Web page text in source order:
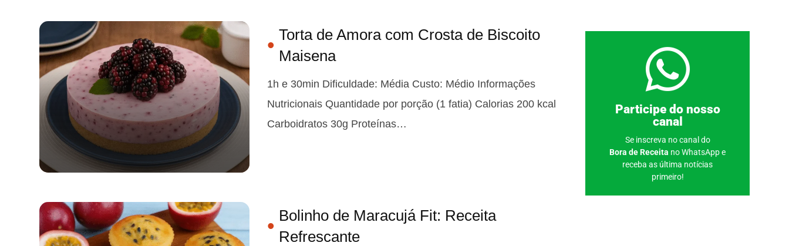
Torta de Amora com Crosta de Biscoito
Maisena
1h e 30min Dificuldade: Média Custo: Médio Informações
Nutricionais Quantidade por porção (1 fatia) Calorias 200 kcal
Carboidratos 30g Proteínas…
Bolinho de Maracujá Fit: Receita
Refrescante
Participe do nosso
canal
Se inscreva no canal do
Bora de Receita no WhatsApp e
receba as última notícias
primeiro!
Clique aqui